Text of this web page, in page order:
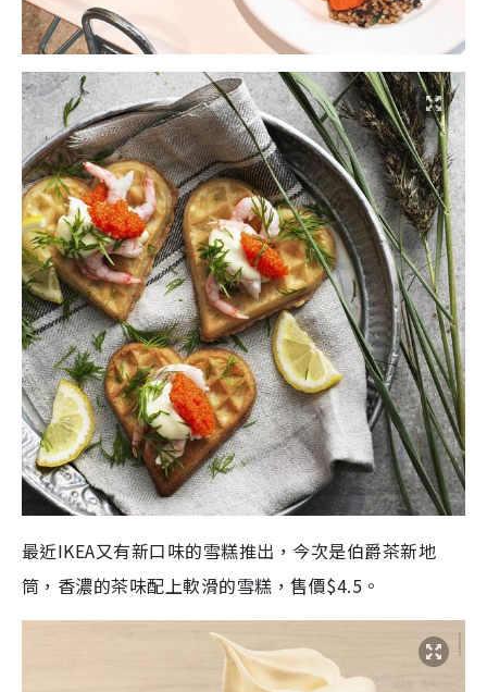
最近IKEA又有新口味的雪糕推出，今次是伯爵茶新地
筒，香濃的茶味配上軟滑的雪糕，售價$4.5。